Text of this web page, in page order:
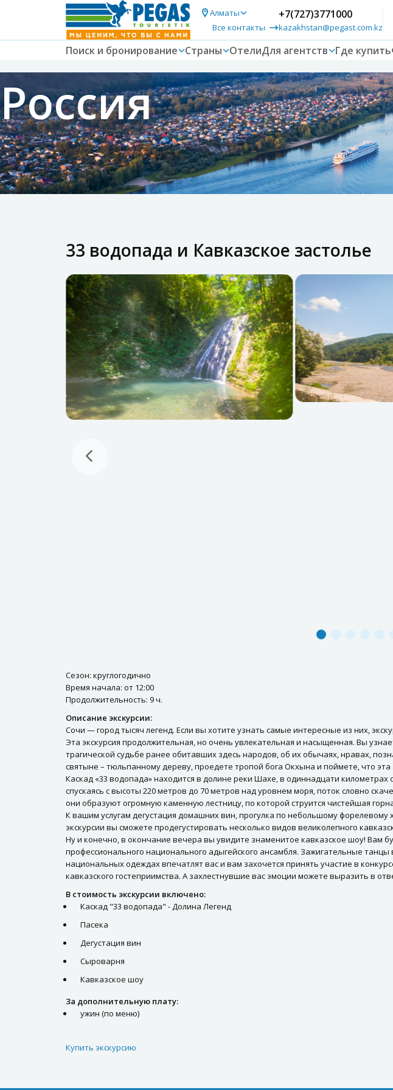
Алматы
Все контакты
+7(727)3771000
kazakhstan@pegast.com.kz
Поиск и бронирование Страны ОтелиДля агентств Где купить
Россия
33 водопада и Кавказское застолье
Сезон: круглогодично
Время начала: от 12:00
Продолжительность: 9 ч.
Описание экскурсии:
Сочи — город тысяч легенд. Если вы хотите узнать самые интересные из них,
Эта экскурсия продолжительная, но очень увлекательная и насыщенная. Вы
трагической судьбе ранее обитавших здесь народов, об их обычаях, нравах,
святыне – тюльпанному дереву, проедете тропой бога Окхына и поймете, что
Каскад «33 водопада» находится в долине реки Шахе, в одиннадцати
спускаясь с высоты 220 метров до 70 метров над уровнем моря, поток словно
они образуют огромную каменную лестницу, по которой струится чистейшая
К вашим услугам дегустация домашних вин, прогулка по небольшому
экскурсии вы сможете продегустировать несколько видов великолепного
Ну и конечно, в окончание вечера вы увидите знаменитое кавказское шоу! Вам
профессионального национального адыгейского ансамбля. Зажигательные
национальных одеждах впечатлят вас и вам захочется принять участие в
кавказского гостеприимства. А захлестнувшие вас эмоции можете выразить в
В стоимость экскурсии включено:
Каскад "33 водопада" - Долина Легенд
Пасека
Дегустация вин
Сыроварня
Кавказское шоу
За дополнительную плату:
ужин (по меню)
Купить экскурсию